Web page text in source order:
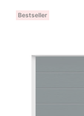
Bestseller